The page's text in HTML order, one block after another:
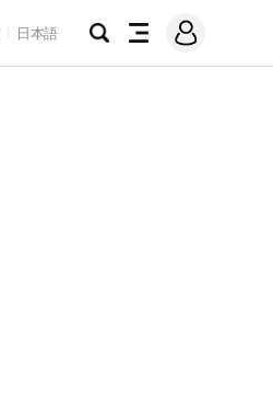
日本語
검
전
메
그